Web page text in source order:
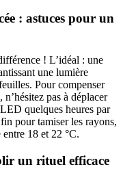
: astuces pour un
! L’idéal : une
une lumière
Pour compenser
pas à déplacer
quelques heures par
pour tamiser les rayons,
18 et 22 °C.
un rituel efficace